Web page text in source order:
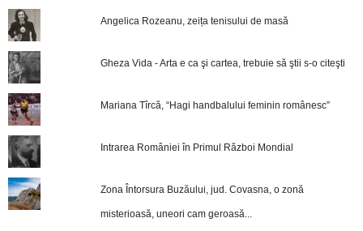
Angelica Rozeanu, zeița tenisului de masă
Gheza Vida - Arta e ca şi cartea, trebuie să ştii s-o citeşti
Mariana Tîrcă, “Hagi handbalului feminin românesc”
Intrarea României în Primul Război Mondial
Zona Întorsura Buzăului, jud. Covasna, o zonă
misterioasă, uneori cam geroasă...